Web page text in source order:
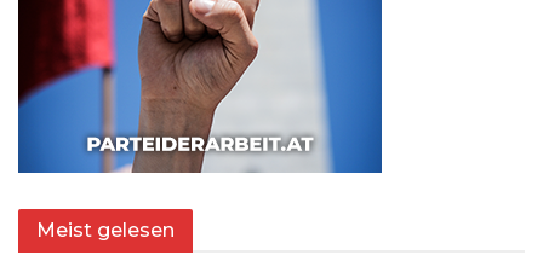
Meist gelesen